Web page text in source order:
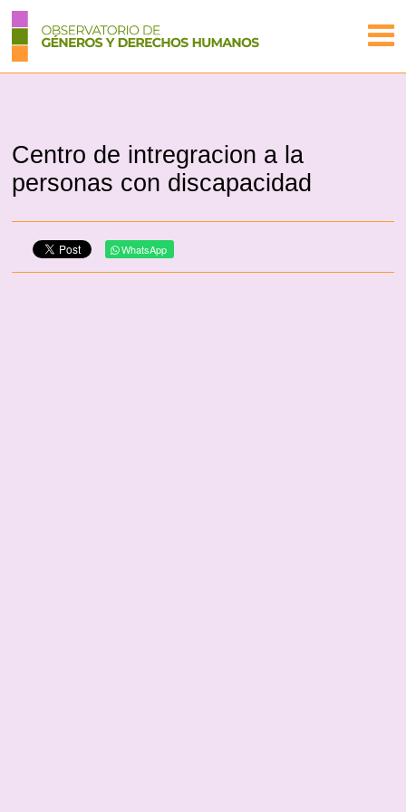
Centro de intregracion a la
personas con discapacidad
WhatsApp